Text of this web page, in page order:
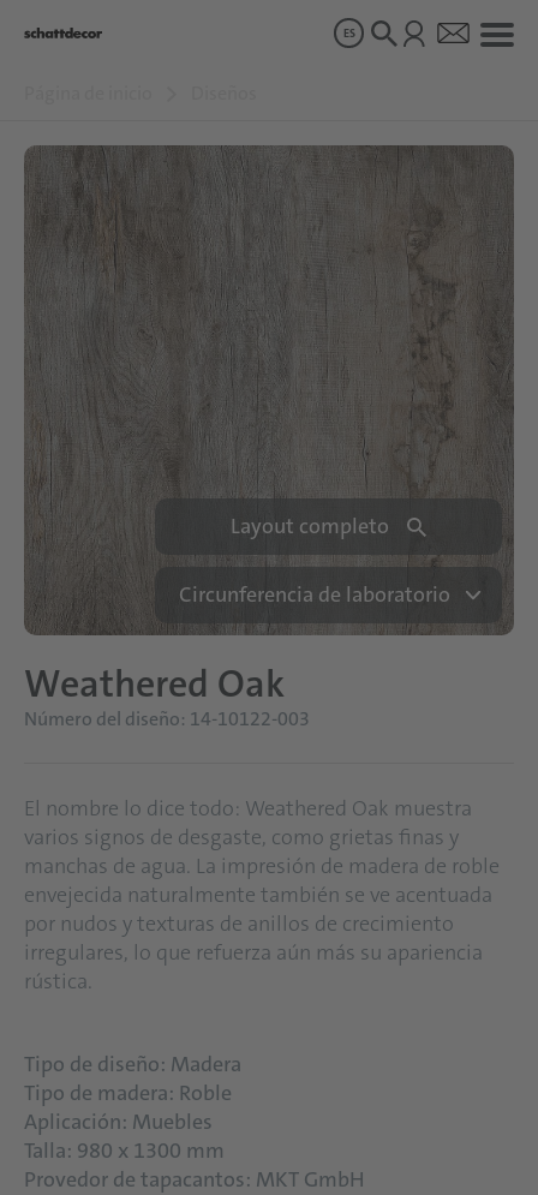
Productos
Sobre nosotros
Sostenibilidad
Carrera
ES
Layout completo
Circunferencia de laboratorio
Weathered Oak
Número del diseño: 14-10122-003
El nombre lo dice todo: Weathered Oak muestra
varios signos de desgaste, como grietas finas y
manchas de agua. La impresión de madera de roble
envejecida naturalmente también se ve acentuada
por nudos y texturas de anillos de crecimiento
irregulares, lo que refuerza aún más su apariencia
rústica.
Tipo de diseño: Madera
Tipo de madera: Roble
Aplicación: Muebles
Talla: 980 x 1300 mm
Provedor de tapacantos: MKT GmbH